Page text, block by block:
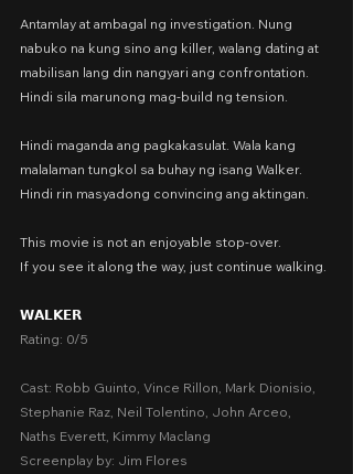
Antamlay at ambagal ng investigation. Nung
nabuko na kung sino ang killer, walang dating at
mabilisan lang din nangyari ang confrontation.
Hindi sila marunong mag-build ng tension.
Hindi maganda ang pagkakasulat. Wala kang
malalaman tungkol sa buhay ng isang Walker.
Hindi rin masyadong convincing ang aktingan.
This movie is not an enjoyable stop-over.
If you see it along the way, just continue walking.
𝗪𝗔𝗟𝗞𝗘𝗥
Rating: 0/5
Cast: Robb Guinto, Vince Rillon, Mark Dionisio,
Stephanie Raz, Neil Tolentino, John Arceo,
Naths Everett, Kimmy Maclang
Screenplay by: Jim Flores